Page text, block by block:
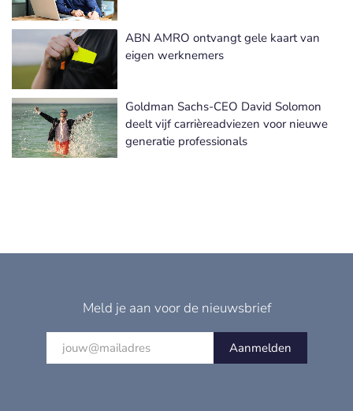
ABN AMRO ontvangt gele kaart van
eigen werknemers
Goldman Sachs-CEO David Solomon
deelt vijf carrièreadviezen voor nieuwe
generatie professionals
Meld je aan voor de nieuwsbrief
Aanmelden